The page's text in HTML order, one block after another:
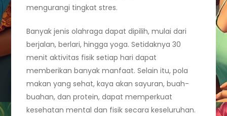
mengurangi tingkat stres.
Banyak jenis olahraga dapat dipilih, mulai dari
berjalan, berlari, hingga yoga. Setidaknya 30
menit aktivitas fisik setiap hari dapat
memberikan banyak manfaat. Selain itu, pola
makan yang sehat, kaya akan sayuran, buah-
buahan, dan protein, dapat memperkuat
kesehatan mental dan fisik secara keseluruhan.